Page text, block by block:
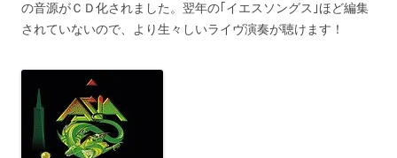
の音源がＣＤ化されました。翌年の｢イエスソングス｣ほど編集
されていないので、より生々しいライヴ演奏が聴けます！